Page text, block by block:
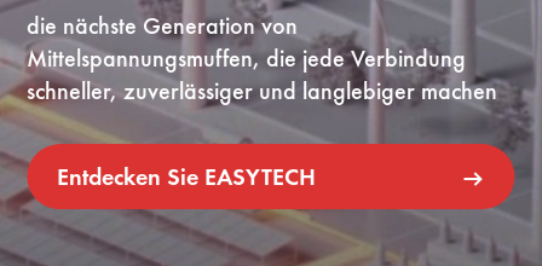
die nächste Generation von
Mittelspannungsmuffen, die jede Verbindung
schneller, zuverlässiger und langlebiger machen
Entdecken Sie EASYTECH